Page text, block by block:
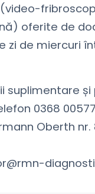
oferite de
zi de miercuri
suplimentare
0368
Oberth